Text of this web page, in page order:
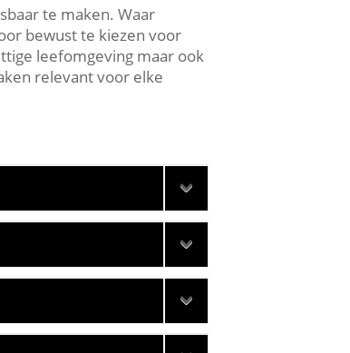
te maken.​ Waar
bewust te kiezen voor
leefomgeving maar ook
relevant voor elke